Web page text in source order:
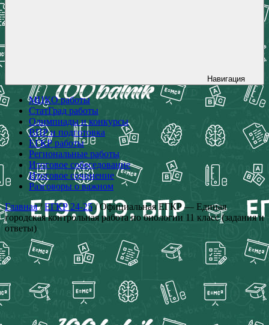
Навигация
МЦКО работы
СтатГрад работы
Олимпиады и конкурсы
ВПР и подготовка
ЕГКР работы
Региональные работы
Итоговое собеседование
Итоговое сочинение
Разговоры о важном
Главная/ЕГКР 24-25/ Официальная ЕГКР — Единая
городская контрольная работа по биологии 11 класс (задания и
ответы)